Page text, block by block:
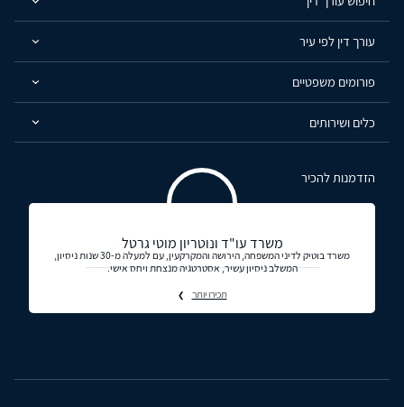
עורך דין לפי עיר
פורומים משפטיים
כלים ושירותים
הזדמנות להכיר
משרד עו"ד ונוטריון מוטי גרטל
משרד בוטיק לדיני המשפחה, הירושה והמקרקעין, עם למעלה מ-30 שנות ניסיון,
המשלב ניסיון עשיר, אסטרטגיה מנצחת ויחס אישי.
תכירו יותר